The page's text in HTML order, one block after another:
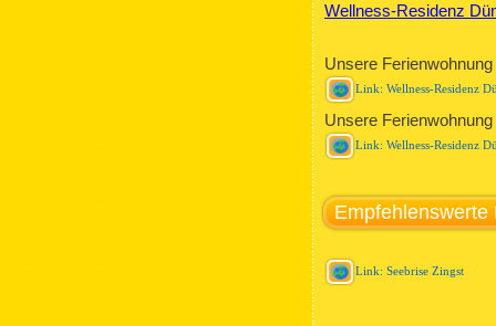
Wellness-Residenz
Unsere
Link: Wellness-Residenz
Unsere
Link: Wellness-Residenz
Empfehlenswerte
Link: Seebrise Zingst